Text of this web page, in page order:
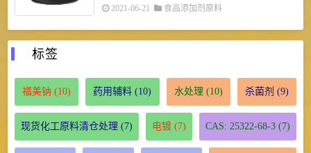
2021-06-21 食品添加剂原料
标签
福美钠 (10) 药用辅料 (10) 水处理 (10) 杀菌剂 (9)
现货化工原料清仓处理 (7) 电镀 (7) CAS: 25322-68-3 (7)